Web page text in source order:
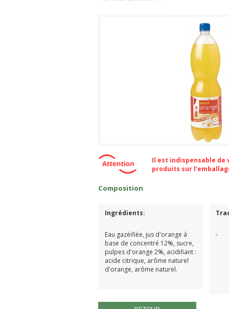
Il est indispensable
produits sur
Composition
Ingrédients:
Eau gazéifiée, jus d'orange à
base de concentré 12%, sucre,
pulpes d'orange 2%, acidifiant :
acide citrique, arôme naturel
d'orange, arôme naturel.
-